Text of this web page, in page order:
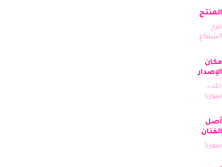
المنتج
فرح
الشماع
مكان
الإصدار
حلب,
سوريا
أصل
الفنان
سوريا